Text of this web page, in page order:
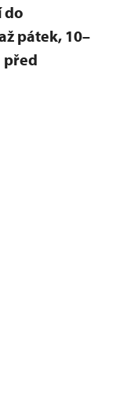
do
pátek, 10–
před